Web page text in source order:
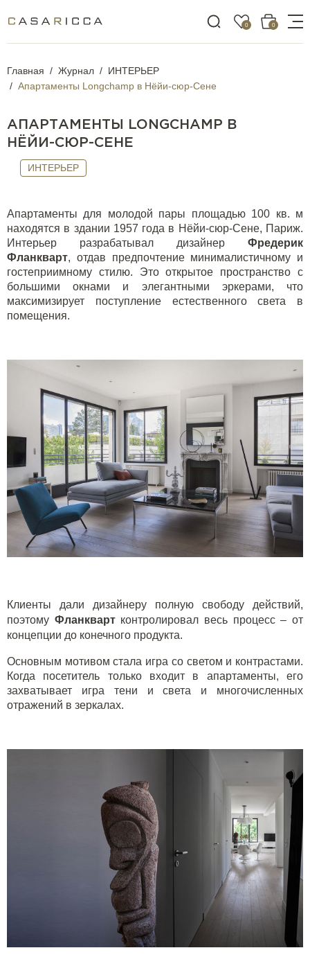
0 0
Главная Журнал
ИНТЕРЬЕР
Апартаменты Longchamp в Нёйи-сюр-Сене
АПАРТАМЕНТЫ LONGCHAMP В
НЁЙИ-СЮР-СЕНЕ
ИНТЕРЬЕР
Апартаменты для молодой пары площадью 100 кв. м
находятся в здании 1957 года в Нёйи-сюр-Сене, Париж.
Интерьер разрабатывал дизайнер Фредерик
Фланкварт, отдав предпочтение минималистичному и
гостеприимному стилю. Это открытое пространство с
большими окнами и элегантными эркерами, что
максимизирует поступление естественного света в
помещения.
Клиенты дали дизайнеру полную свободу действий,
поэтому Фланквартконтролировал весь процесс – от
концепции до конечного продукта.
Основным мотивом стала игра со светом и контрастами.
Когда посетитель только входит в апартаменты, его
захватывает игра тени и света и многочисленных
отражений в зеркалах.